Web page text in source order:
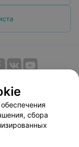
договор
оплаты
сбора